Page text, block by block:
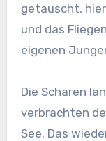
getauscht,
und das
eigenen
Die Scharen
verbrachten
See. Das